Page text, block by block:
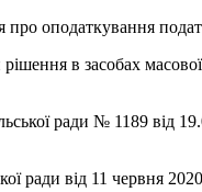
податком
в засобах
ради № 1189 від
ради від 11 червня